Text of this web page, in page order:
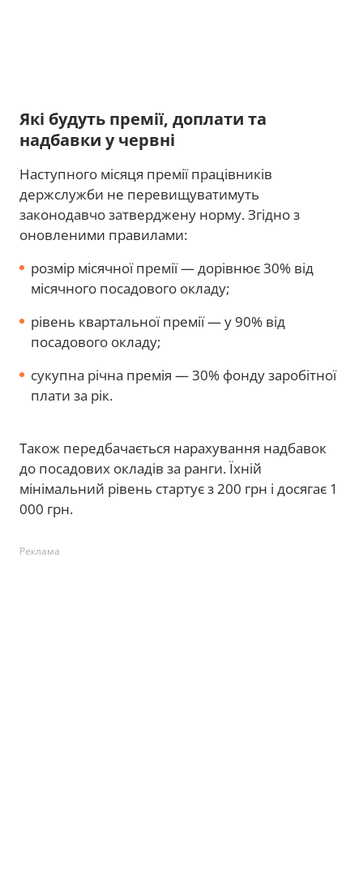
Які будуть премії, доплати та
надбавки у червні
Наступного місяця премії працівників
держслужби не перевищуватимуть
законодавчо затверджену норму. Згідно з
оновленими правилами:
розмір місячної премії — дорівнює 30% від
місячного посадового окладу;
рівень квартальної премії — у 90% від
посадового окладу;
сукупна річна премія — 30% фонду заробітної
плати за рік.
Також передбачається нарахування надбавок
до посадових окладів за ранги. Їхній
мінімальний рівень стартує з 200 грн і досягає 1
000 грн.
Реклама